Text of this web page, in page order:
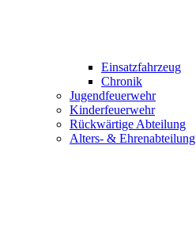
Einsatzfahrzeug
Chronik
Jugendfeuerwehr
Kinderfeuerwehr
Rückwärtige Abteilung
Alters- & Ehrenabteilung